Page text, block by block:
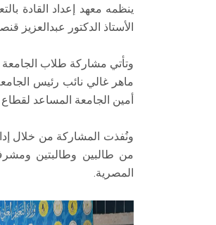
الأستاذ الدكتور عبدالعزيز
وتأتي مشاركة طلاب الجامعة
ماهر غالي نائب رئيس
أمين الجامعة المساعد لقطاع
ونُفذت المشاركة من خلال
المصرية.